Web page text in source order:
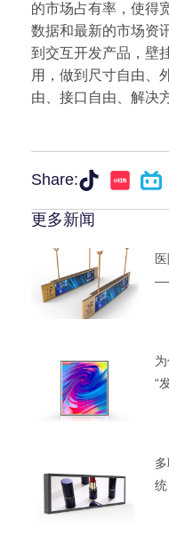
的市场占有率，使得
数据和最新的市场资
到交互开发产品，壁
用，做到尺寸自由、
由、接口自由、解决
Share:
更多新闻
“